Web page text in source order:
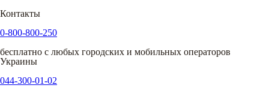
Контакты
0-800-800-250
бесплатно с любых городских и мобильных операторов
Украины
044-300-01-02